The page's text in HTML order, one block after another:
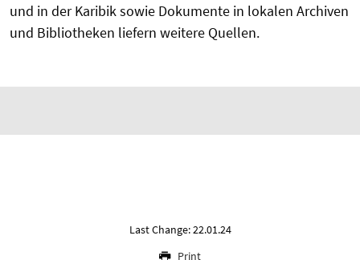
und in der Karibik sowie Dokumente in lokalen Archiven
und Bibliotheken liefern weitere Quellen.
Last Change: 22.01.24
Print